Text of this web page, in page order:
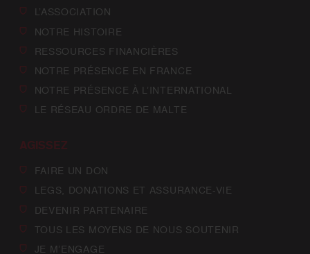
L’ASSOCIATION
NOTRE HISTOIRE
RESSOURCES FINANCIÈRES
NOTRE PRÉSENCE EN FRANCE
NOTRE PRÉSENCE À L’INTERNATIONAL
LE RÉSEAU ORDRE DE MALTE
AGISSEZ
FAIRE UN DON
LEGS, DONATIONS ET ASSURANCE-VIE
DEVENIR PARTENAIRE
TOUS LES MOYENS DE NOUS SOUTENIR
JE M’ENGAGE